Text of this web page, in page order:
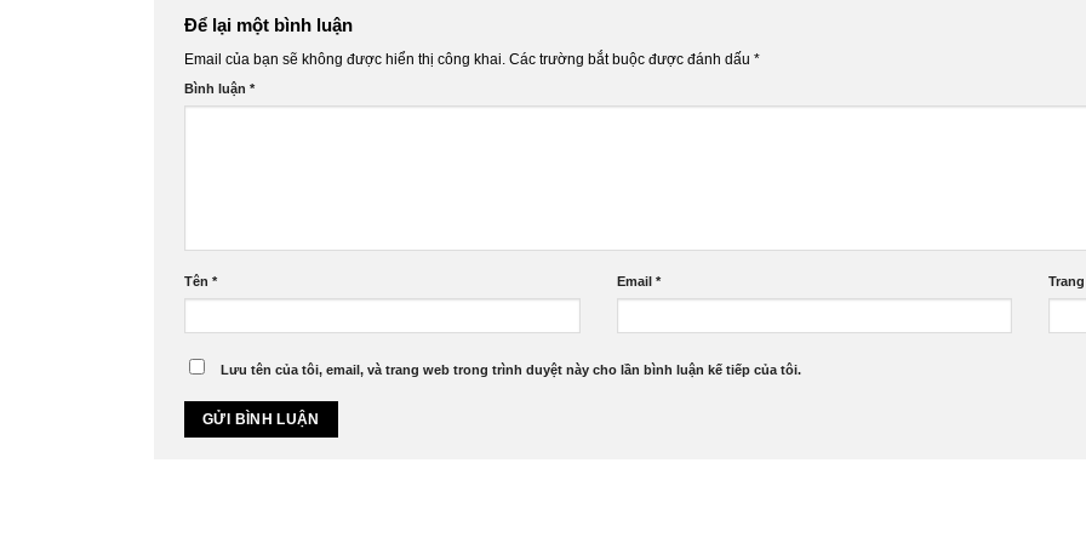
Để lại một bình luận
Email của bạn sẽ không được hiển thị công khai. Các trường bắt buộc được đánh dấu *
Bình luận *
Tên * Email *
Lưu tên của tôi, email, và trang web trong trình duyệt này cho lần bình luận kế tiếp của tôi.